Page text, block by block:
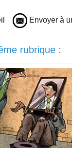
Envoyer à
rubrique :